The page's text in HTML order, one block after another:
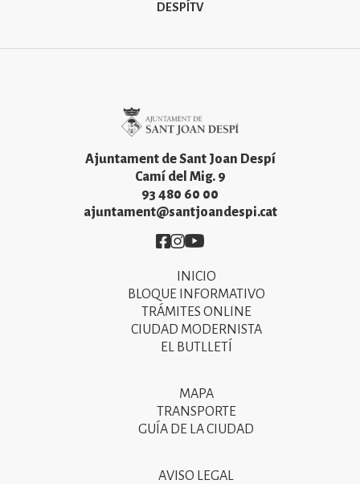
DESPÍTV
Ajuntament de Sant Joan Despí
Camí del Mig. 9
93 480 60 00
ajuntament@santjoandespi.cat
Imatge
Imatge
Imatge
INICIO
BLOQUE INFORMATIVO
TRÁMITES ONLINE
CIUDAD MODERNISTA
EL BUTLLETÍ
MAPA
TRANSPORTE
GUÍA DE LA CIUDAD
AVISO LEGAL